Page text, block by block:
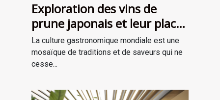
Exploration des vins de
prune japonais et leur place
dans la gastronomie
moderne
La culture gastronomique mondiale est une
mosaïque de traditions et de saveurs qui ne
cesse...